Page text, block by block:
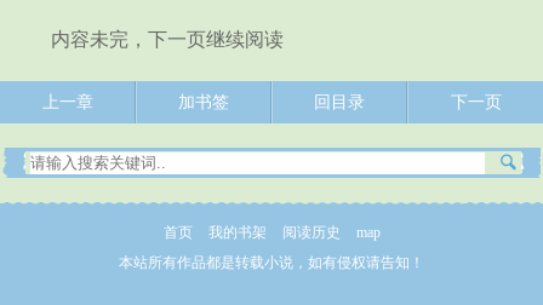
内容未完，下一页继续阅读
上一章 加书签 回目录 下一页
首页 我的书架 阅读历史
map
本站所有作品都是转载小说，如有侵权请告知！